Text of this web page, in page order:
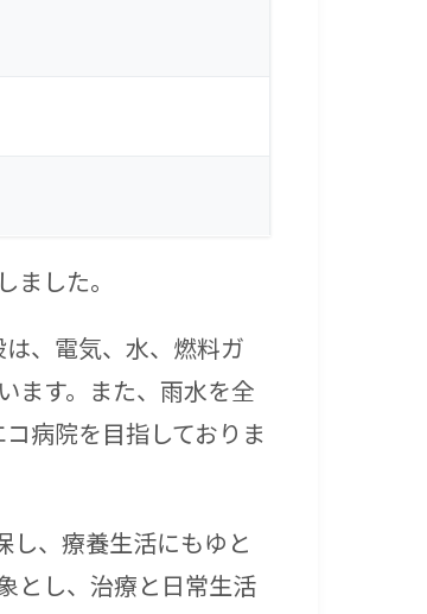
した。
、電気、水、燃料ガ
ます。また、雨水を全
病院を目指しておりま
し、療養生活にもゆと
とし、治療と日常生活